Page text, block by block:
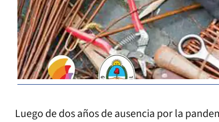
Luego de dos años de ausencia por la